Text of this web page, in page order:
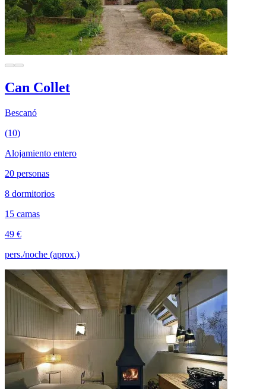
Can Collet
Bescanó
(10)
Alojamiento entero
20 personas
8 dormitorios
15 camas
49 €
pers./noche (aprox.)